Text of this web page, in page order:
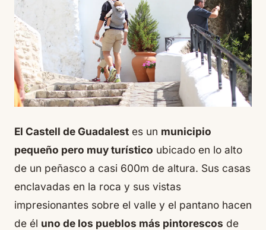
El Castell de Guadalest es un municipio
pequeño pero muy turístico ubicado en lo alto
de un peñasco a casi 600m de altura. Sus casas
enclavadas en la roca y sus vistas
impresionantes sobre el valle y el pantano hacen
de él uno de los pueblos más pintorescos de